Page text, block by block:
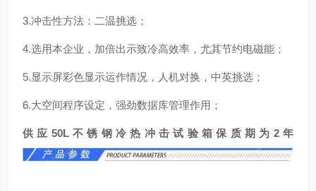
3.冲击性方法：二温挑选；
4.选用本企业，加倍出示致冷高效率，尤其节约电磁能；
5.显示屏彩色显示运作情况，人机对换，中英挑选；
6.大空间程序设定，强劲数据库管理作用；
供应50L不锈钢冷热冲击试验箱保质期为2年